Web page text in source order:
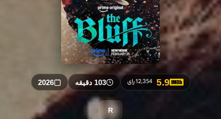
5.9 12,354 رای 103 دقیقه 2026
R